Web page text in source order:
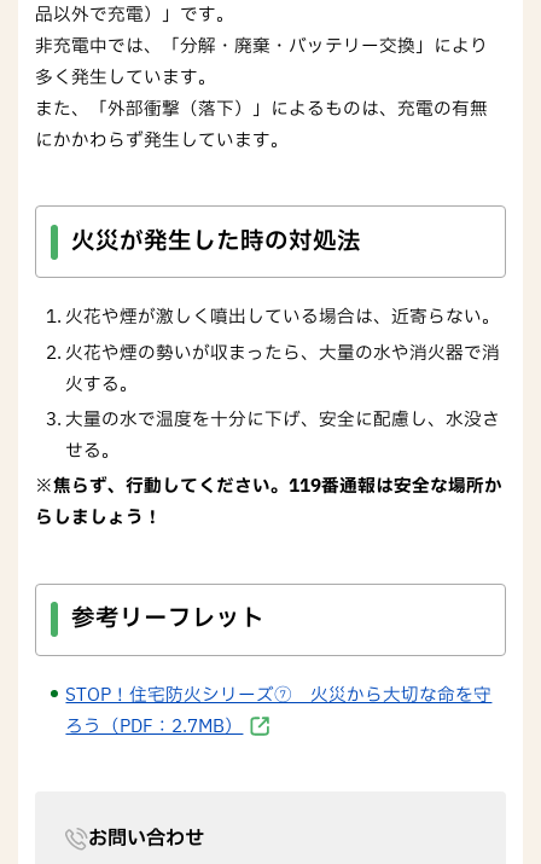
品以外で充電）」です。
非充電中では、「分解・廃棄・バッテリー交換」により
多く発生しています。
また、「外部衝撃（落下）」によるものは、充電の有無
にかかわらず発生しています。
火災が発生した時の対処法
火花や煙が激しく噴出している場合は、近寄らない。
火花や煙の勢いが収まったら、大量の水や消火器で消
火する。
大量の水で温度を十分に下げ、安全に配慮し、水没さ
せる。
※焦らず、行動してください。119番通報は安全な場所か
らしましょう！
参考リーフレット
STOP！住宅防火シリーズ⑦ 火災から大切な命を守
ろう（PDF：2.7MB）
お問い合わせ